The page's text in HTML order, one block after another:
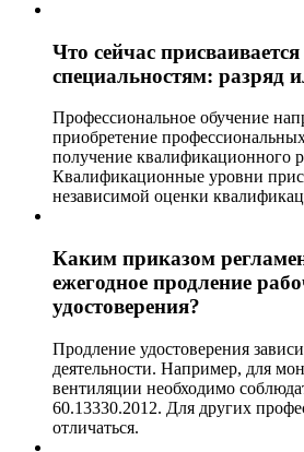
Что сейчас
специальностям: разряд
Профессиональное обучение
приобретение
получение квалификационного
Квалификационные уровни
независимой оценки
Каким приказом
ежегодное продление
удостоверения?
Продление удостоверения
деятельности. Например, для
вентиляции необходимо
60.13330.2012. Для других
отличаться.